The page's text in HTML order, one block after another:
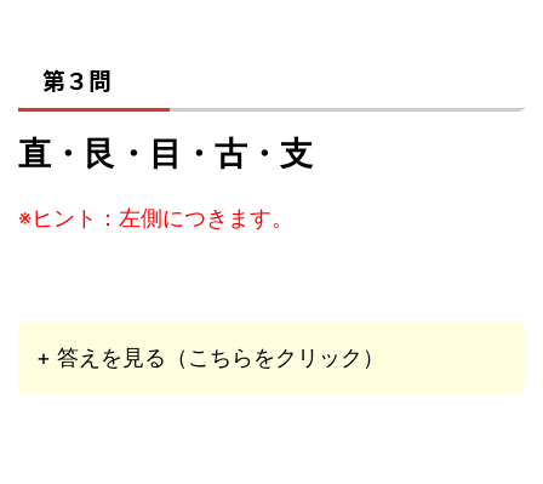
第３問
直・艮・目・古・支
※ヒント：左側につきます。
+ 答えを見る（こちらをクリック）